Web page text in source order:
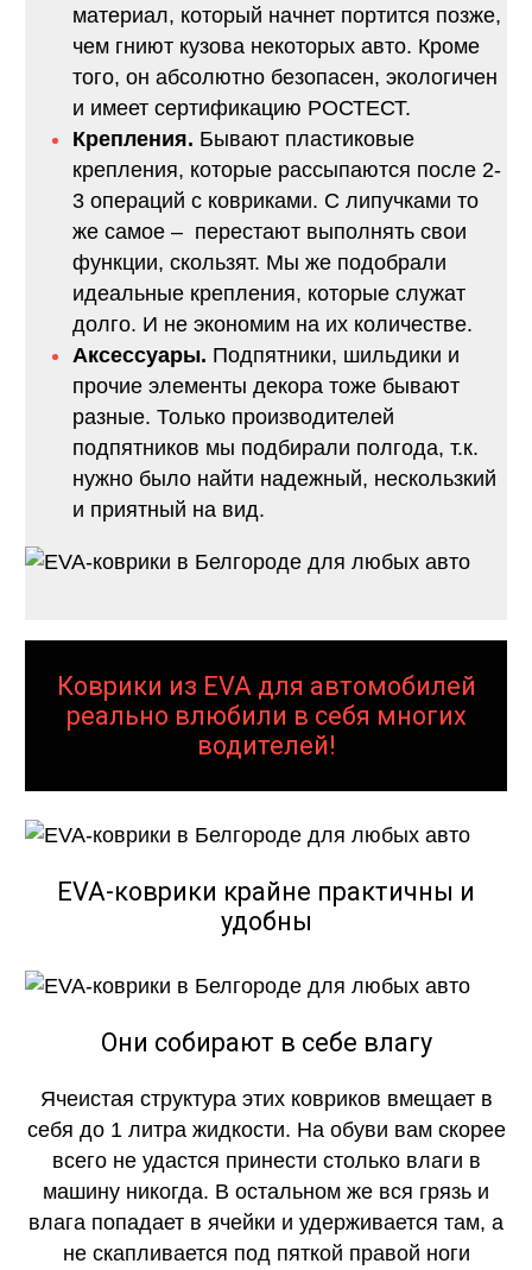
материал, который начнет портится позже,
чем гниют кузова некоторых авто. Кроме
того, он абсолютно безопасен, экологичен
и имеет сертификацию РОСТЕСТ.
Крепления. Бывают пластиковые
крепления, которые рассыпаются после 2-
3 операций с ковриками. С липучками то
же самое – перестают выполнять свои
функции, скользят. Мы же подобрали
идеальные крепления, которые служат
долго. И не экономим на их количестве.
Аксессуары. Подпятники, шильдики и
прочие элементы декора тоже бывают
разные. Только производителей
подпятников мы подбирали полгода, т.к.
нужно было найти надежный, нескользкий
и приятный на вид.
Коврики из EVA для автомобилей
реально влюбили в себя многих
водителей!
EVA-коврики крайне практичны и
удобны
Они собирают в себе влагу
Ячеистая структура этих ковриков вмещает в
себя до 1 литра жидкости. На обуви вам скорее
всего не удастся принести столько влаги в
машину никогда. В остальном же вся грязь и
влага попадает в ячейки и удерживается там, а
не скапливается под пяткой правой ноги